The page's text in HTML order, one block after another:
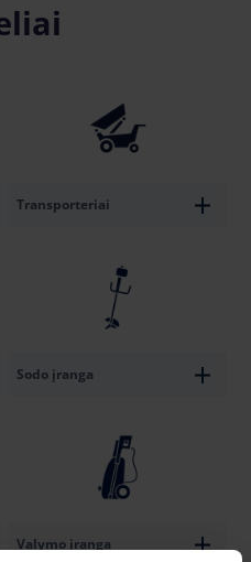
Transporteriai
Sodo įranga
Valymo įranga